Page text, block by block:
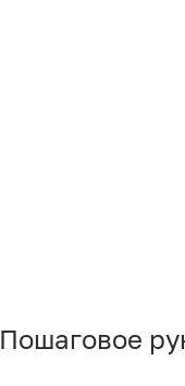
Пошаговое